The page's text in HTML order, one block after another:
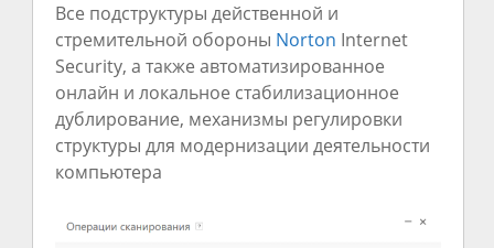
Все подструктуры действенной и
стремительной обороны Norton Internet
Security, а также автоматизированное
онлайн и локальное стабилизационное
дублирование, механизмы регулировки
структуры для модернизации деятельности
компьютера